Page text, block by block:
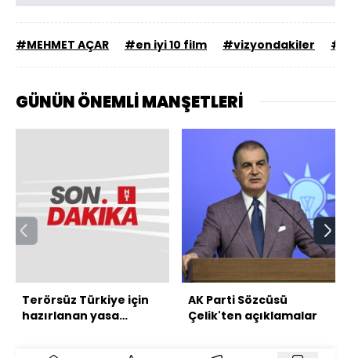
#MEHMET AÇAR #en iyi 10 film #vizyondakiler
GÜNÜN ÖNEMLİ MANŞETLERİ
Terörsüz Türkiye için
hazırlanan yasa
AK Parti Sözcüsü
Çelik'ten açıklamalar